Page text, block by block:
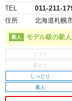
TEL
011-211-
住所 北海道札幌
モデル級の新人
しっとり
素人